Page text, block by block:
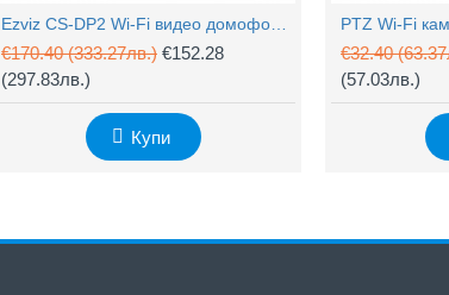
Ezviz CS-DP2 Wi-Fi видео домофон с аудио
€170.40(333.27лв.) €152.28
(297.83лв.)
Купи
€32.40
(57.03лв.)